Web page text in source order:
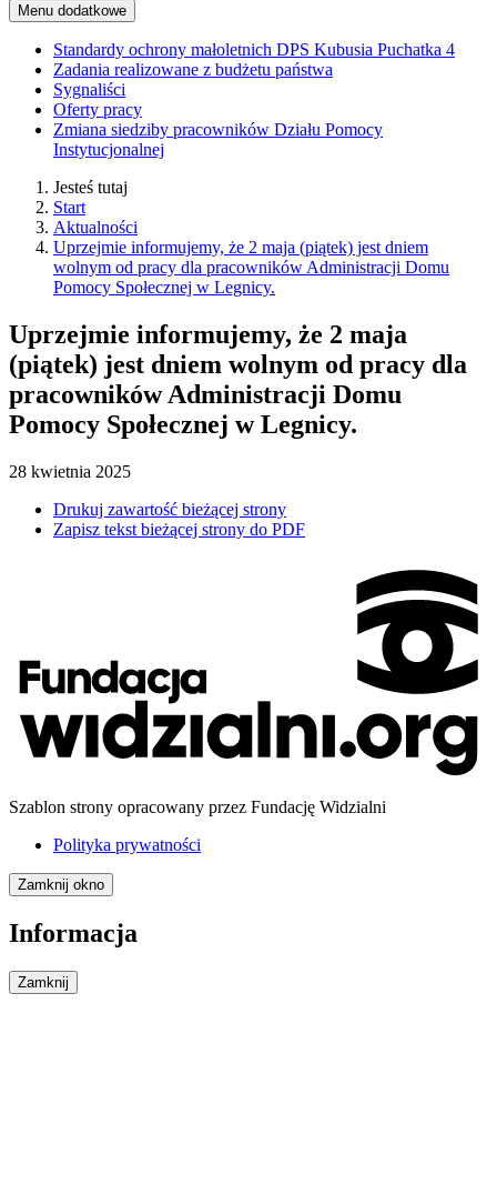
Menu dodatkowe
Standardy ochrony małoletnich DPS Kubusia Puchatka 4
Zadania realizowane z budżetu państwa
Sygnaliści
Oferty pracy
Zmiana siedziby pracowników Działu Pomocy
Instytucjonalnej
Jesteś tutaj
Start
Aktualności
Uprzejmie informujemy, że 2 maja (piątek) jest dniem
wolnym od pracy dla pracowników Administracji Domu
Pomocy Społecznej w Legnicy.
Uprzejmie informujemy, że 2 maja
(piątek) jest dniem wolnym od pracy dla
pracowników Administracji Domu
Pomocy Społecznej w Legnicy.
28 kwietnia 2025
Drukuj zawartość bieżącej strony
Zapisz tekst bieżącej strony do PDF
Szablon strony opracowany przez Fundację Widzialni
Polityka prywatności
Zamknij okno
Informacja
Zamknij